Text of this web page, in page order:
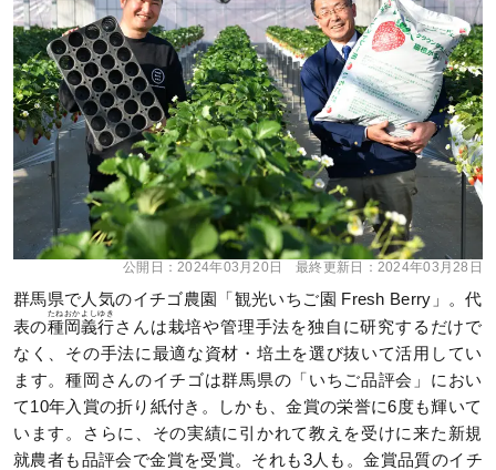
公開日：2024年03月20日 最終更新日： 2024年03月28日
群馬県で人気のイチゴ農園「観光いちご園 Fresh Berry」。代
表の種岡義行
たねおかよしゆき
さんは栽培や管理手法を独自に研究するだけで
なく、その手法に最適な資材・培土を選び抜いて活用してい
ます。種岡さんのイチゴは群馬県の「いちご品評会」におい
て10年入賞の折り紙付き。しかも、金賞の栄誉に6度も輝いて
います。さらに、その実績に引かれて教えを受けに来た新規
就農者も品評会で金賞を受賞。それも3人も。金賞品質のイチ